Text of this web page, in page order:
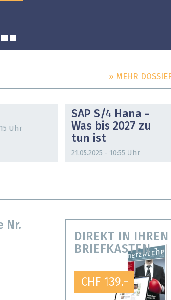
» MEHR
Uhr
SAP S/4 Hana -
Was bis 2027 zu
tun ist
21.05.2025 - 10:55 Uhr
Nr.
DIREKT IN IHREN
BRIEFKASTEN
CHF 139.-